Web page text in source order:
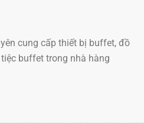
cung cấp thiết bị buffet, đồ
buffet trong nhà hàng